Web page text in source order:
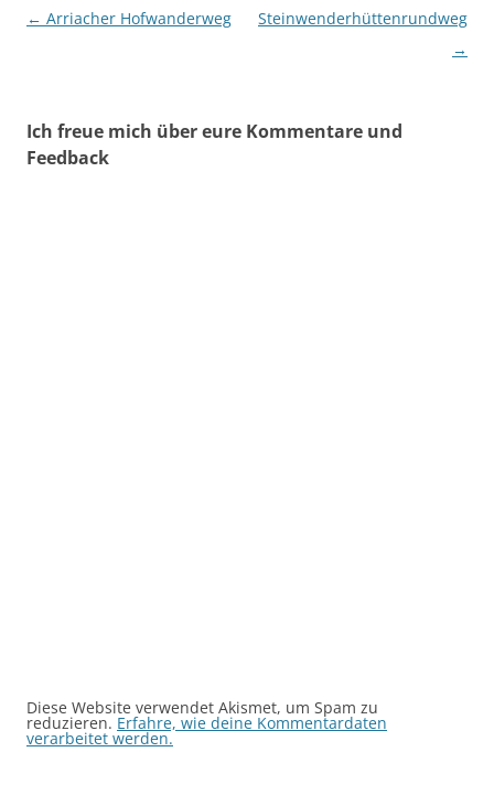
Beitragsnavigation
← Arriacher Hofwanderweg
Steinwenderhüttenrundweg
→
Ich freue mich über eure Kommentare und
Feedback
Diese Website verwendet Akismet, um Spam zu
reduzieren. Erfahre, wie deine Kommentardaten
verarbeitet werden.